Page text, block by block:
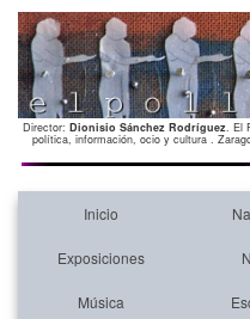
Director: Dionisio Sánchez Rodríguez. El
política, información, ocio y cultura .
Inicio
Exposiciones
Música